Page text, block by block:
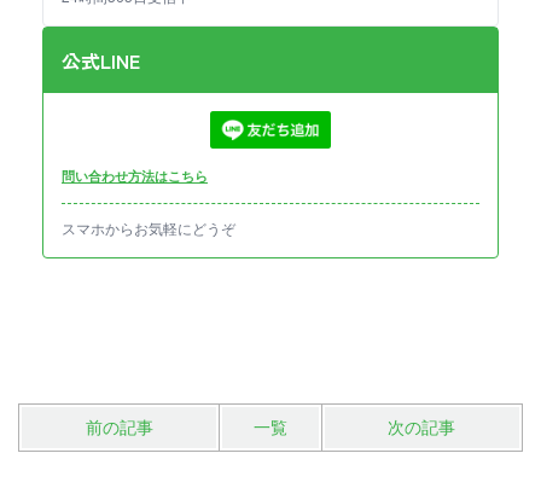
公式LINE
問い合わせ方法はこちら
スマホからお気軽にどうぞ
前の記事 一覧 次の記事